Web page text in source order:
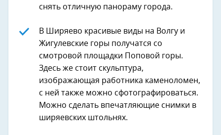
снять отличную панораму города.
В Ширяево красивые виды на Волгу и
Жигулевские горы получатся со
смотровой площадки Поповой горы.
Здесь же стоит скульптура,
изображающая работника каменоломен,
с ней также можно сфотографироваться.
Можно сделать впечатляющие снимки в
ширяевских штольнях.